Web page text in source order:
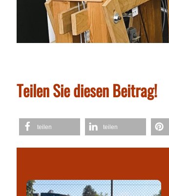
Teilen Sie diesen Beitrag!
teilen teilen